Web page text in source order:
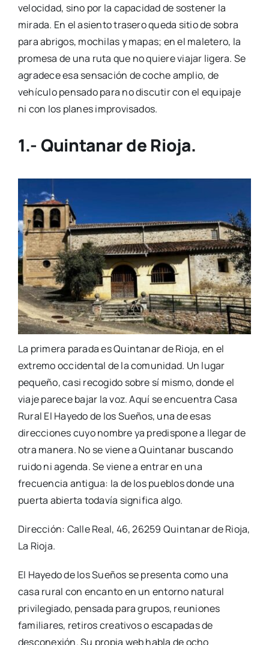
velocidad, sino por la capacidad de sostener la
mirada. En el asiento trasero queda sitio de sobra
para abrigos, mochilas y mapas; en el maletero, la
promesa de una ruta que no quiere viajar ligera. Se
agradece esa sensación de coche amplio, de
vehículo pensado para no discutir con el equipaje
ni con los planes improvisados.
1.- Quintanar de Rioja.
La primera parada es Quintanar de Rioja, en el
extremo occidental de la comunidad. Un lugar
pequeño, casi recogido sobre sí mismo, donde el
viaje parece bajar la voz. Aquí se encuentra Casa
Rural El Hayedo de los Sueños, una de esas
direcciones cuyo nombre ya predispone a llegar de
otra manera. No se viene a Quintanar buscando
ruido ni agenda. Se viene a entrar en una
frecuencia antigua: la de los pueblos donde una
puerta abierta todavía significa algo.
Dirección: Calle Real, 46, 26259 Quintanar de Rioja,
La Rioja.
El Hayedo de los Sueños se presenta como una
casa rural con encanto en un entorno natural
privilegiado, pensada para grupos, reuniones
familiares, retiros creativos o escapadas de
desconexión. Su propia web habla de ocho